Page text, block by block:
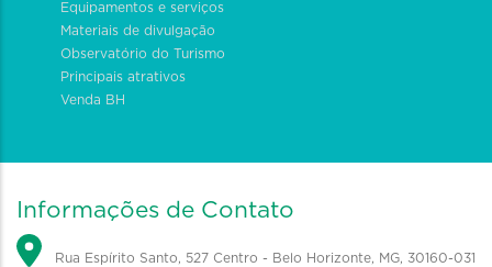
Equipamentos e serviços
Materiais de divulgação
Observatório do Turismo
Principais atrativos
Venda BH
Informações de Contato
Rua Espírito Santo, 527 Centro - Belo Horizonte, MG, 30160-031